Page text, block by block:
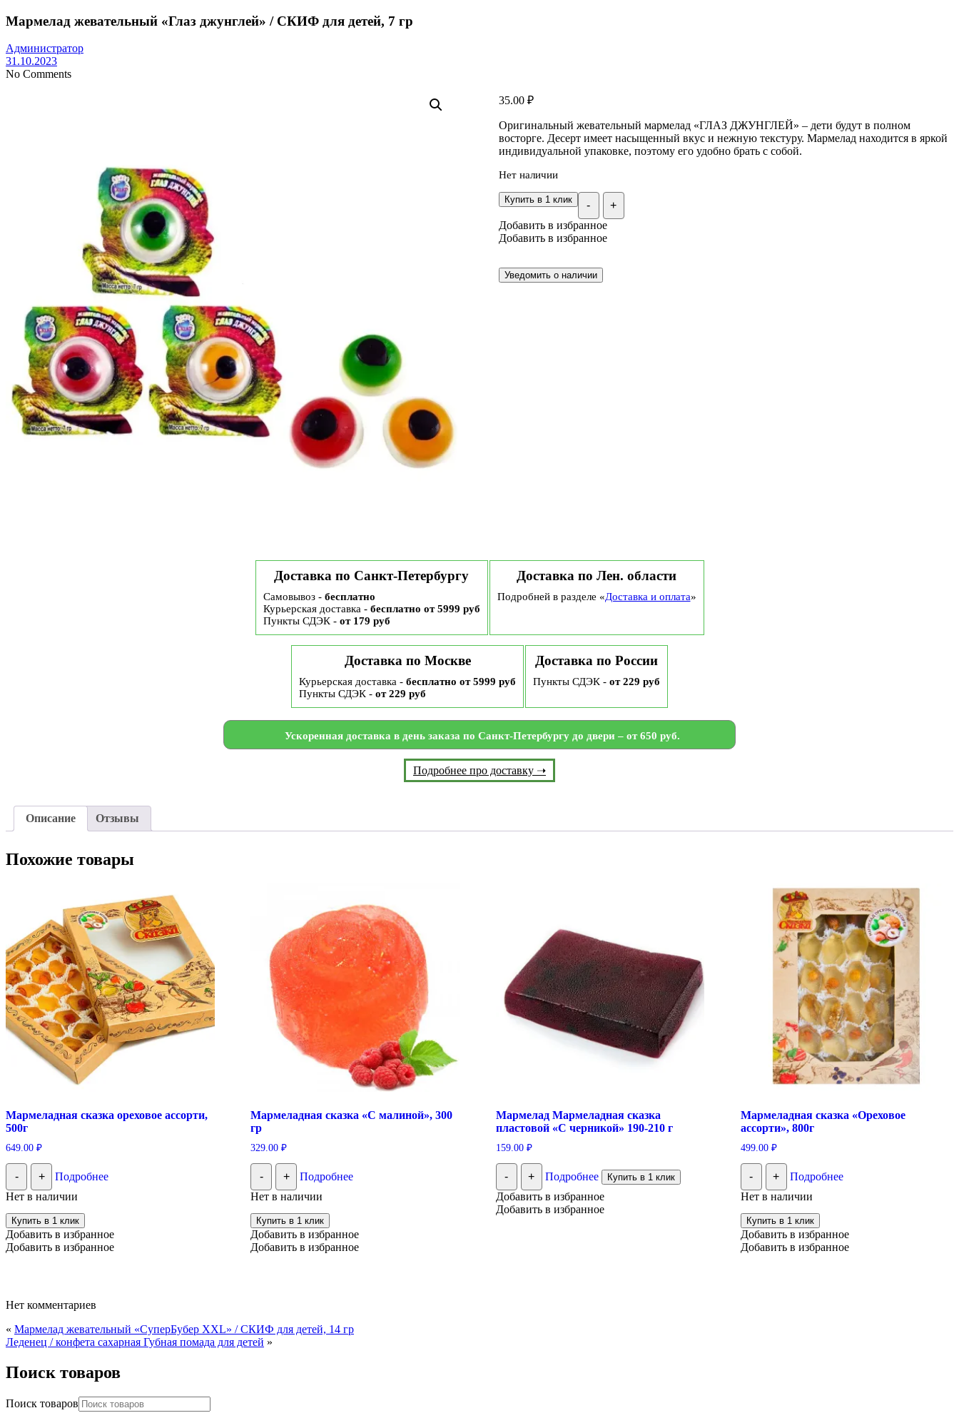
Мармелад жевательный «Глаз джунглей» / СКИФ для детей, 7 гр
Администратор
31.10.2023
No Comments
35.00 ₽
Оригинальный жевательный мармелад «ГЛАЗ ДЖУНГЛЕЙ» – дети будут в полном
восторге. Десерт имеет насыщенный вкус и нежную текстуру. Мармелад находится в яркой
индивидуальной упаковке, поэтому его удобно брать с собой.
Нет наличии
- +
Купить в 1 клик
Добавить в избранное
Добавить в избранное
Доставка по Санкт-Петербургу
Самовывоз - бесплатно
Курьерская доставка - бесплатно от 5999 руб
Пункты СДЭК - от 179 руб
Доставка по Лен. области
Подробней в разделе «Доставка и оплата»
Доставка по Москве
Курьерская доставка - бесплатно от 5999 руб
Пункты СДЭК - от 229 руб
Доставка по России
Пункты СДЭК - от 229 руб
Ускоренная доставка в день заказа по Санкт-Петербургу до двери – от 650 руб.
Подробнее про доставку ➝
Описание Отзывы
Похожие товары
Мармеладная сказка ореховое ассорти,
500г
649.00 ₽
- +
Подробнее
Нет в наличии
Купить в 1 клик
Добавить в избранное
Добавить в избранное
Мармеладная сказка «С малиной», 300
гр
329.00₽
- +
Подробнее
Нет в наличии
Купить в 1 клик
Добавить в избранное
Добавить в избранное
Мармелад Мармеладная сказка
пластовой «С черникой» 190-210 г
159.00 ₽
- + Подробнее Купить в 1 клик
Добавить в избранное
Добавить в избранное
Мармеладная сказка «Ореховое
ассорти», 800г
499.00 ₽
- +
Подробнее
Нет в наличии
Купить в 1 клик
Добавить в избранное
Добавить в избранное
Нет комментариев
« Мармелад жевательный «СуперБубер XXL» / СКИФ для детей, 14 гр
Леденец / конфета сахарная Губная помада для детей »
Поиск товаров
Поиск товаров